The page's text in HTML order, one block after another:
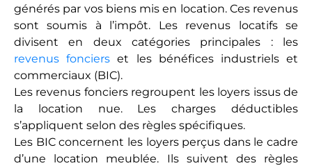
générés par vos biens mis en location. Ces revenus
sont soumis à l’impôt. Les revenus locatifs se
divisent en deux catégories principales : les
revenus fonciers et les bénéfices industriels et
commerciaux (BIC).
Les revenus fonciers regroupent les loyers issus de
la location nue. Les charges déductibles
s’appliquent selon des règles spécifiques.
Les BIC concernent les loyers perçus dans le cadre
d’une location meublée. Ils suivent des règles